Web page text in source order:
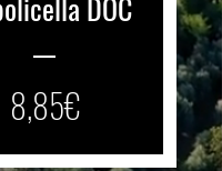
8,85€Preis